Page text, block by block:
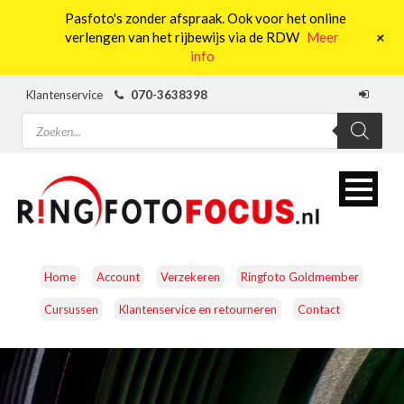
Klantenservice
070-3638398
Producten
zoeken
Home Account Verzekeren Ringfoto Goldmember
Cursussen Klantenservice en retourneren Contact
CAMERA’S OBJECTIEVEN ACCESSOIRES
Pasfoto's zonder afspraak. Ook voor het online
verlengen van het rijbewijs via de RDW Meer
info
+